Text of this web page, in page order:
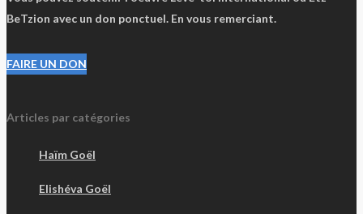
BeTzion avec un don ponctuel. En vous remerciant.
FAIRE UN DON
Articles par catégories
Haïm Goël
Elishéva Goël